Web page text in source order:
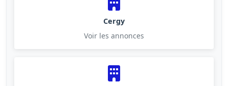
Cergy
Voir les annonces